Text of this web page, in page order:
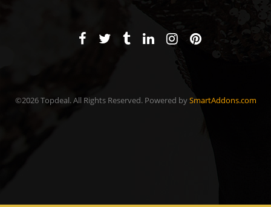
©2026 Topdeal. All Rights Reserved. Powered bySmartAddons.com